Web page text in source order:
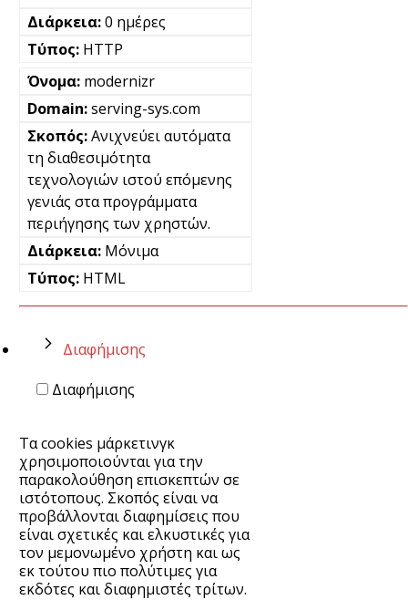
0 ημέρες
HTTP
modernizr
serving-sys.com
Ανιχνεύει αυτόματα
τη διαθεσιμότητα
τεχνολογιών ιστού επόμενης
γενιάς στα προγράμματα
περιήγησης των χρηστών.
Μόνιμα
HTML
Διαφήμισης
Διαφήμισης
Τα cookies μάρκετινγκ
χρησιμοποιούνται για την
παρακολούθηση επισκεπτών σε
ιστότοπους. Σκοπός είναι να
προβάλλονται διαφημίσεις που
είναι σχετικές και ελκυστικές για
τον μεμονωμένο χρήστη και ως
εκ τούτου πιο πολύτιμες για
εκδότες και διαφημιστές τρίτων.